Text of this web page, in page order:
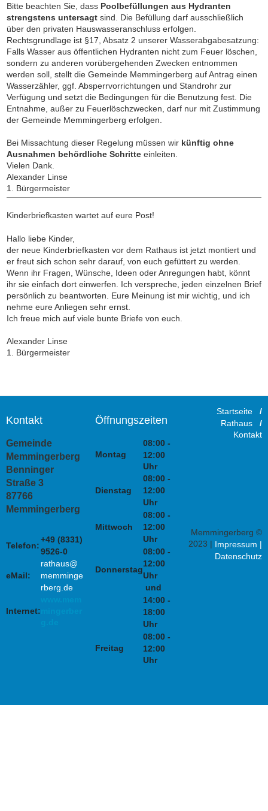
Bitte beachten Sie, dass Poolbefüllungen aus Hydranten
strengstens untersagt sind. Die Befüllung darf ausschließlich
über den privaten Hauswasseranschluss erfolgen.
Rechtsgrundlage ist §17, Absatz 2 unserer Wasserabgabesatzung:
Falls Wasser aus öffentlichen Hydranten nicht zum Feuer löschen,
sondern zu anderen vorübergehenden Zwecken entnommen
werden soll, stellt die Gemeinde Memmingerberg auf Antrag einen
Wasserzähler, ggf. Absperrvorrichtungen und Standrohr zur
Verfügung und setzt die Bedingungen für die Benutzung fest. Die
Entnahme, außer zu Feuerlöschzwecken, darf nur mit Zustimmung
der Gemeinde Memmingerberg erfolgen.
Bei Missachtung dieser Regelung müssen wir künftig ohne
Ausnahmen behördliche Schritte einleiten.
Vielen Dank.
Alexander Linse
1. Bürgermeister
Kinderbriefkasten wartet auf eure Post!
Hallo liebe Kinder,
der neue Kinderbriefkasten vor dem Rathaus ist jetzt montiert und
er freut sich schon sehr darauf, von euch gefüttert zu werden.
Wenn ihr Fragen, Wünsche, Ideen oder Anregungen habt, könnt
ihr sie einfach dort einwerfen. Ich verspreche, jeden einzelnen Brief
persönlich zu beantworten. Eure Meinung ist mir wichtig, und ich
nehme eure Anliegen sehr ernst.
Ich freue mich auf viele bunte Briefe von euch.
Alexander Linse
1. Bürgermeister
Kontakt
Gemeinde
Memmingerberg
Benninger
Straße 3
87766
Memmingerberg
Telefon:
+49 (8331)
9526-0
eMail:
rathaus@
memminge
rberg.de
Internet:
Öffnungszeiten
Montag
08:00 -
12:00
Uhr
Dienstag
08:00 -
12:00
Uhr
Mittwoch
08:00 -
12:00
Uhr
Donnerstag
08:00 -
12:00
Uhr
und
14:00 -
18:00
Uhr
Freitag
08:00 -
12:00
Uhr
Startseite/
Rathaus/
Kontakt
Memmingerberg ©
2023 | Impressum |
Datenschutz